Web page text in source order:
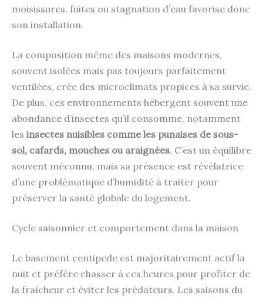
moisissures, fuites ou stagnation d’eau favorise donc
son installation.
La composition même des maisons modernes,
souvent isolées mais pas toujours parfaitement
ventilées, crée des microclimats propices à sa survie.
De plus, ces environnements hébergent souvent une
abondance d’insectes qu’il consomme, notamment
les insectes nuisibles comme les punaises de sous-
sol, cafards, mouches ou araignées. C’est un équilibre
souvent méconnu, mais sa présence est révélatrice
d’une problématique d’humidité à traiter pour
préserver la santé globale du logement.
Cycle saisonnier et comportement dans la maison
Le basement centipede est majoritairement actif la
nuit et préfère chasser à ces heures pour profiter de
la fraîcheur et éviter les prédateurs. Les saisons du